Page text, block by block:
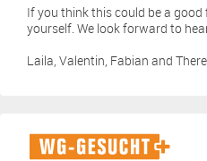
If you think this could be a
yourself. We look forward to
Laila, Valentin, Fabian and
WG-